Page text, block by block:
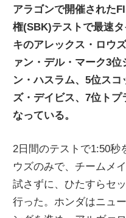
アラゴンで開催された
権(SBK)テストで最速
キのアレックス・ロウ
ァン・デル・マーク3
ン・ハスラム、5位ス
ズ・デイビス、7位トプ
なっている。
2日間のテストで1:50秒
ウズのみで、チームメ
試さずに、ひたすらセ
行った。ホンダはニュ